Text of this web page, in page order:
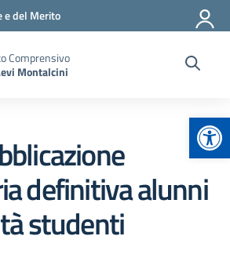
e del Merito
Comprensivo
Montalcini
definitiva alunni
studenti